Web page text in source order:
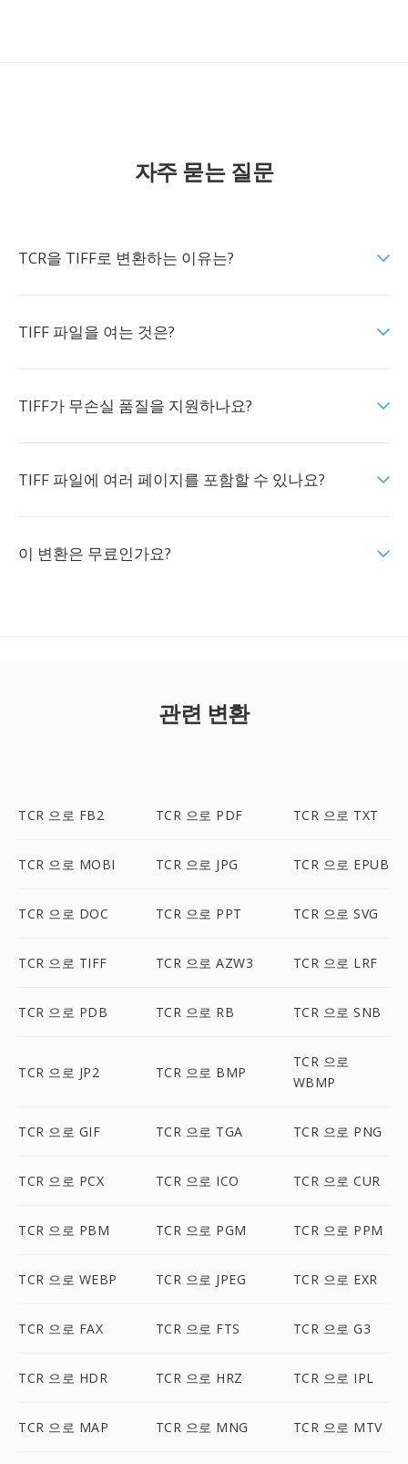
자주 묻는 질문
TCR을 TIFF로 변환하는 이유는?
TIFF 파일을 여는 것은?
TIFF가 무손실 품질을 지원하나요?
TIFF 파일에 여러 페이지를 포함할 수 있나요?
이 변환은 무료인가요?
관련 변환
TCR 으로 FB2 TCR 으로 PDF TCR 으로 TXT
TCR 으로 MOBI TCR 으로 JPG TCR 으로 EPUB
TCR 으로 DOC TCR 으로 PPT TCR 으로 SVG
TCR 으로 TIFF TCR 으로 AZW3 TCR 으로 LRF
TCR 으로 PDB TCR 으로 RB TCR 으로 SNB
TCR 으로 JP2 TCR 으로 BMP
TCR 으로
WBMP
TCR 으로 GIF TCR 으로 TGA TCR 으로 PNG
TCR 으로 PCX TCR 으로 ICO TCR 으로 CUR
TCR 으로 PBM TCR 으로 PGM TCR 으로 PPM
TCR 으로 WEBP TCR 으로 JPEG TCR 으로 EXR
TCR 으로 FAX TCR 으로 FTS TCR 으로 G3
TCR 으로 HDR TCR 으로 HRZ TCR 으로 IPL
TCR 으로 MAP TCR 으로 MNG TCR 으로 MTV